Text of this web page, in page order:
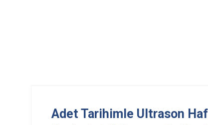
Adet Tarihimle Ultrason